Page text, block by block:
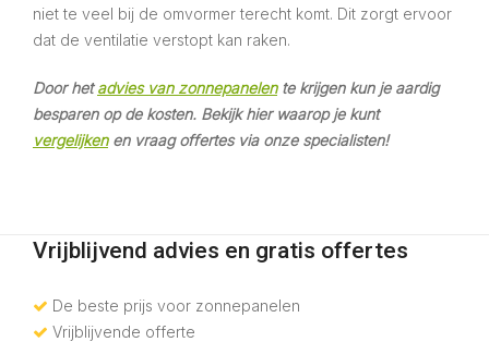
niet te veel bij de omvormer terecht komt. Dit zorgt ervoor
dat de ventilatie verstopt kan raken.
Door hetadvies van zonnepanelente krijgen kun je aardig
besparen op de kosten. Bekijk hier waarop je kunt
vergelijkenen vraag offertes via onze specialisten!
Vrijblijvend advies en gratis offertes
De beste prijs voor zonnepanelen
Vrijblijvende offerte